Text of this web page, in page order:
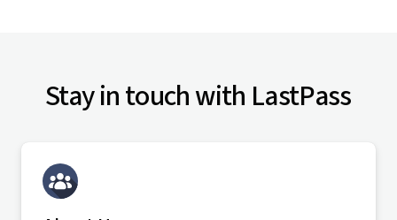
Stay in touch with LastPass